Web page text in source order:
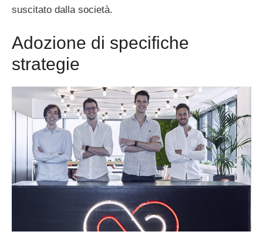
suscitato dalla società.
Adozione di specifiche
strategie